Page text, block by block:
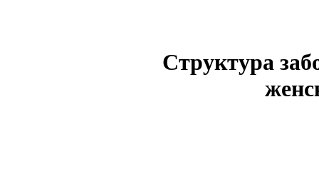
Структура